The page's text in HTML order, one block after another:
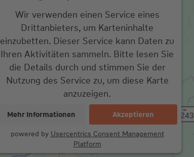
Wir verwenden einen Service eines
Drittanbieters, um Karteninhalte
einzubetten. Dieser Service kann Daten zu
Ihren Aktivitäten sammeln. Bitte lesen Sie
die Details durch und stimmen Sie der
Nutzung des Service zu, um diese Karte
anzuzeigen.
Mehr Informationen Akzeptieren
powered by Usercentrics Consent Management
Platform